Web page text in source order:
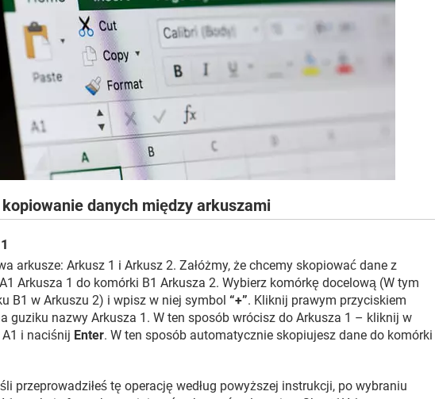
kopiowanie danych między arkuszami
arkusze: Arkusz 1 i Arkusz 2. Załóżmy, że chcemy skopiować dane z
Arkusza 1 do komórki B1 Arkusza 2. Wybierz komórkę docelową (W tym
B1 w Arkuszu 2) i wpisz w niej symbol “+”. Kliknij prawym przyciskiem
guziku nazwy Arkusza 1. W ten sposób wrócisz do Arkusza 1 – kliknij w
A1 i naciśnij Enter. W ten sposób automatycznie skopiujesz dane do komórki
przeprowadziłeś tę operację według powyższej instrukcji, po wybraniu